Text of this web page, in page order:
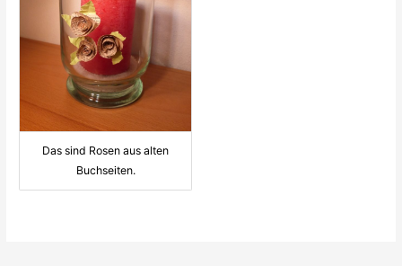
Das sind Rosen aus alten
Buchseiten.